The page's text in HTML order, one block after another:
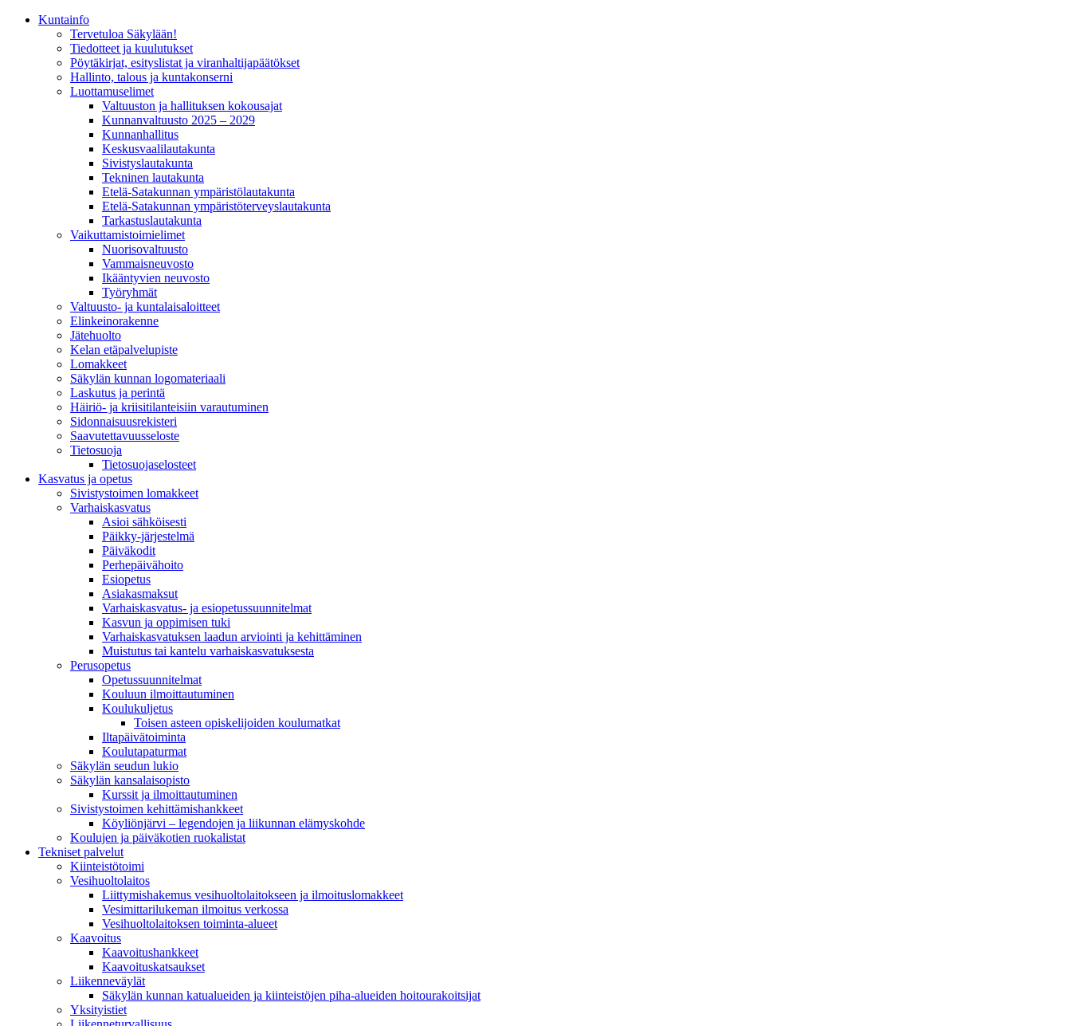
Kunta­info
Tervetuloa Säkylään!
Tiedotteet ja kuulutukset
Pöytäkirjat, esityslistat ja viranhaltijapäätökset
Hallinto, talous ja kuntakonserni
Luottamuselimet
Valtuuston ja hallituksen kokousajat
Kunnanvaltuusto 2025 – 2029
Kunnanhallitus
Keskusvaalilautakunta
Sivistyslautakunta
Tekninen lautakunta
Etelä-Satakunnan ympäristölautakunta
Etelä-Satakunnan ympäristöterveyslautakunta
Tarkastuslautakunta
Vaikuttamistoimielimet
Nuorisovaltuusto
Vammaisneuvosto
Ikääntyvien neuvosto
Työryhmät
Valtuusto- ja kuntalaisaloitteet
Elinkeinorakenne
Jätehuolto
Kelan etäpalvelupiste
Lomakkeet
Säkylän kunnan logomateriaali
Laskutus ja perintä
Häiriö- ja kriisitilanteisiin varautuminen
Sidonnaisuusrekisteri
Saavutettavuusseloste
Tietosuoja
Tietosuojaselosteet
Kasvatus ja opetus
Sivistystoimen lomakkeet
Varhaiskasvatus
Asioi sähköisesti
Päikky-järjestelmä
Päiväkodit
Perhepäivähoito
Esiopetus
Asiakasmaksut
Varhaiskasvatus- ja esiopetussuunnitelmat
Kasvun ja oppimisen tuki
Varhaiskasvatuksen laadun arviointi ja kehittäminen
Muistutus tai kantelu varhaiskasvatuksesta
Perusopetus
Opetussuunnitelmat
Kouluun ilmoittautuminen
Koulukuljetus
Toisen asteen opiskelijoiden koulumatkat
Iltapäivätoiminta
Koulutapaturmat
Säkylän seudun lukio
Säkylän kansalaisopisto
Kurssit ja ilmoittautuminen
Sivistystoimen kehittämishankkeet
Köyliönjärvi – legendojen ja liikunnan elämyskohde
Koulujen ja päiväkotien ruokalistat
Tekniset palvelut
Kiinteistötoimi
Vesihuoltolaitos
Liittymishakemus vesihuoltolaitokseen ja ilmoituslomakkeet
Vesimittarilukeman ilmoitus verkossa
Vesihuoltolaitoksen toiminta-alueet
Kaavoitus
Kaavoitushankkeet
Kaavoituskatsaukset
Liikenneväylät
Säkylän kunnan katualueiden ja kiinteistöjen piha-alueiden hoitourakoitsijat
Yksityistiet